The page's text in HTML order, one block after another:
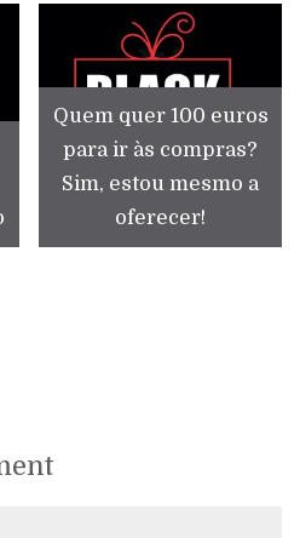
Quem quer 100 euros
para ir às compras?
Sim, estou mesmo a
oferecer!